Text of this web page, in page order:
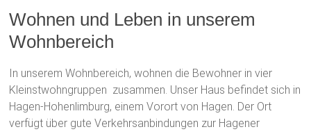
Wohnen und Leben in unserem
Wohnbereich
In unserem Wohnbereich, wohnen die Bewohner in vier
Kleinstwohngruppen zusammen. Unser Haus befindet sich in
Hagen-Hohenlimburg, einem Vorort von Hagen. Der Ort
verfügt über gute Verkehrsanbindungen zur Hagener